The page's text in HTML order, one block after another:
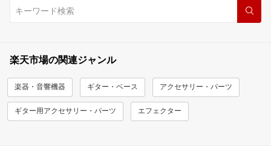
楽天市場の関連ジャンル
楽器・音響機器 ギター・ベース アクセサリー・パーツ
ギター用アクセサリー・パーツ エフェクター